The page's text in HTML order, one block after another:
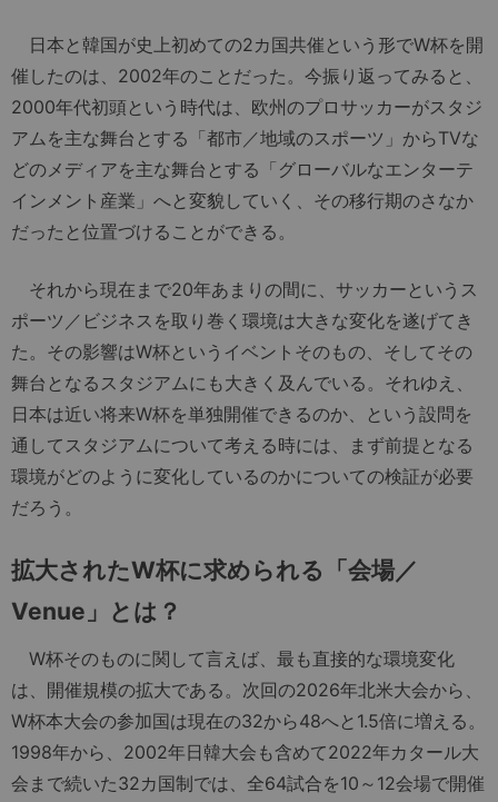
日本と韓国が史上初めての2カ国共催という形でW杯を開
催したのは、2002年のことだった。今振り返ってみると、
2000年代初頭という時代は、欧州のプロサッカーがスタジ
アムを主な舞台とする「都市／地域のスポーツ」からTVな
どのメディアを主な舞台とする「グローバルなエンターテ
インメント産業」へと変貌していく、その移行期のさなか
だったと位置づけることができる。
それから現在まで20年あまりの間に、サッカーというス
ポーツ／ビジネスを取り巻く環境は大きな変化を遂げてき
た。その影響はW杯というイベントそのもの、そしてその
舞台となるスタジアムにも大きく及んでいる。それゆえ、
日本は近い将来W杯を単独開催できるのか、という設問を
通してスタジアムについて考える時には、まず前提となる
環境がどのように変化しているのかについての検証が必要
だろう。
拡大されたW杯に求められる「会場／
Venue」とは？
W杯そのものに関して言えば、最も直接的な環境変化
は、開催規模の拡大である。次回の2026年北米大会から、
W杯本大会の参加国は現在の32から48へと1.5倍に増える。
1998年から、2002年日韓大会も含めて2022年カタール大
会まで続いた32カ国制では、全64試合を10～12会場で開催